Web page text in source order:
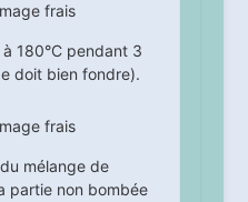
180°C pendant 3
doit bien fondre).
mélange de
partie non bombée